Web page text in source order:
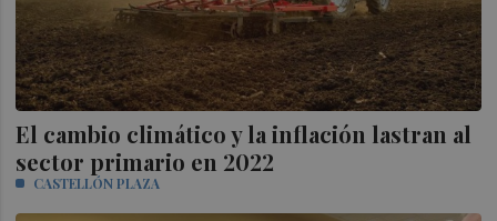
El cambio climático y la inflación lastran al
sector primario en 2022
CASTELLÓN PLAZA